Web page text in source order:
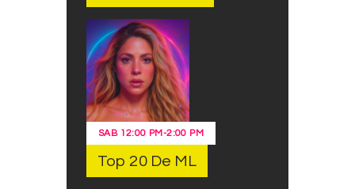
SAB 12:00 PM-2:00 PM
Top 20 De ML